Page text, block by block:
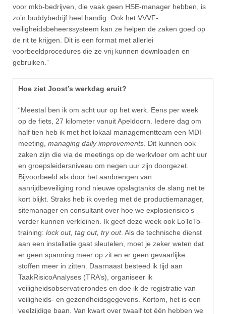
voor mkb-bedrijven, die vaak geen HSE-manager hebben, is
zo’n buddybedrijf heel handig. Ook het VVVF-
veiligheidsbeheerssysteem kan ze helpen de zaken goed op
de rit te krijgen. Dit is een format met allerlei
voorbeeldprocedures die ze vrij kunnen downloaden en
gebruiken.”
Hoe ziet Joost’s werkdag eruit?
“Meestal ben ik om acht uur op het werk. Eens per week
op de fiets, 27 kilometer vanuit Apeldoorn. Iedere dag om
half tien heb ik met het lokaal managementteam een MDI-
meeting, managing daily improvements . Dit kunnen ook
zaken zijn die via de meetings op de werkvloer om acht uur
en groepsleidersniveau om negen uur zijn doorgezet.
Bijvoorbeeld als door het aanbrengen van
aanrijdbeveiliging rond nieuwe opslagtanks de slang net te
kort blijkt. Straks heb ik overleg met de productiemanager,
sitemanager en consultant over hoe we explosierisico’s
verder kunnen verkleinen. Ik geef deze week ook LoToTo-
training: lock out, tag out, try out. Als de technische dienst
aan een installatie gaat sleutelen, moet je zeker weten dat
er geen spanning meer op zit en er geen gevaarlijke
stoffen meer in zitten. Daarnaast besteed ik tijd aan
TaakRisicoAnalyses (TRA’s), organiseer ik
veiligheidsobservatierondes en doe ik de registratie van
veiligheids- en gezondheidsgegevens. Kortom, het is een
veelzijdige baan. Van kwart over twaalf tot één hebben we